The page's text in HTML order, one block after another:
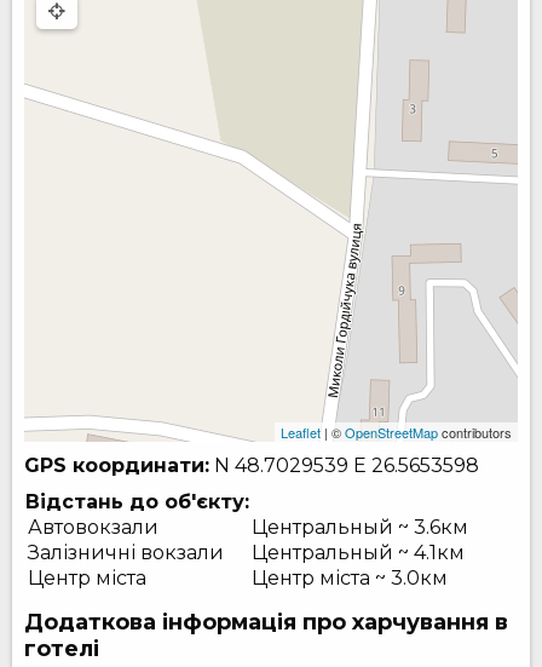
Leaflet | ©OpenStreetMapcontributors
GPS координати: N 48.7029539 E 26.5653598
Відстань до об'єкту:
Автовокзали
Центральный ~ 3.6км
Залізничні вокзали
Центральный ~ 4.1км
Центр міста
Центр міста ~ 3.0км
Додаткова інформація про харчування в
готелі